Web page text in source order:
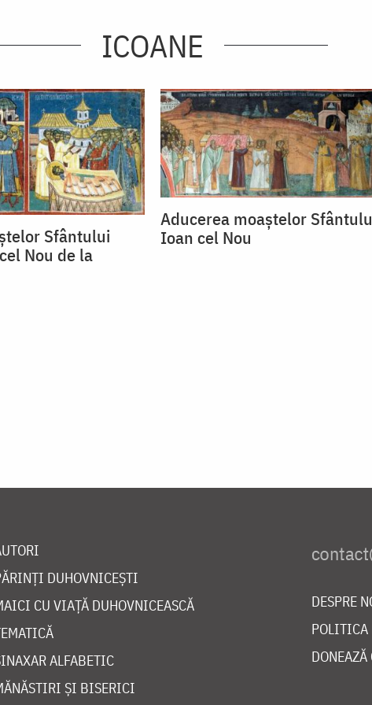
ICOANE
Sfântului
Nou de la
Aducerea moaștelor
Ioan cel Nou
DUHOVNICEȘTI
CU VIAȚĂ DUHOVNICEASCĂ
ALFABETIC
ȘI BISERICI
DESPRE
POLITICA